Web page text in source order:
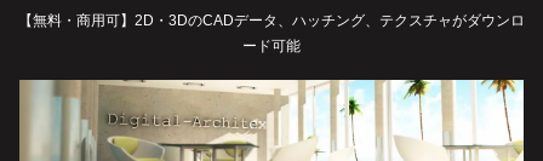
【無料・商用可】2D・3DのCADデータ、ハッチング、テクスチャがダウンロ
ード可能